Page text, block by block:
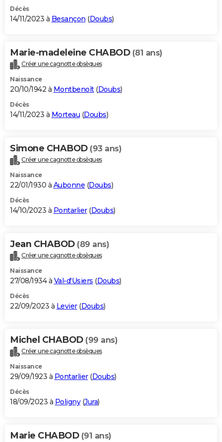
Décès
14/11/2023 à Besançon (Doubs)
Marie-madeleine CHABOD (81 ans)
Créer une cagnotte obsèques
Naissance
20/10/1942 à Montbenoît(Doubs)
Décès
14/11/2023 à Morteau (Doubs)
Simone CHABOD (93 ans)
Créer une cagnotte obsèques
Naissance
22/01/1930 à Aubonne (Doubs)
Décès
14/10/2023 à Pontarlier(Doubs)
Jean CHABOD (89 ans)
Créer une cagnotte obsèques
Naissance
27/08/1934 à Val-d'Usiers (Doubs)
Décès
22/09/2023 à Levier(Doubs)
Michel CHABOD (99 ans)
Créer une cagnotte obsèques
Naissance
29/09/1923 à Pontarlier(Doubs)
Décès
18/09/2023 à Poligny(Jura)
Marie CHABOD (91 ans)